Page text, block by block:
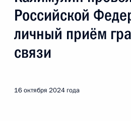
О ходе исполнения пункта
в Республике Саха
Российской
личный приём
связи
16 октября 2024 года